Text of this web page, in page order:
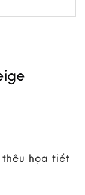
thêu họa tiết